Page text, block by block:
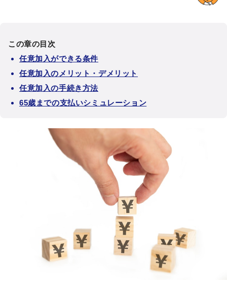
この章の目次
任意加入ができる条件
任意加入のメリット・デメリット
任意加入の手続き方法
65歳までの支払いシミュレーション